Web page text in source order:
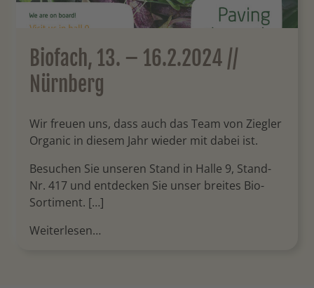
Biofach, 13. – 16.2.2024 //
Nürnberg
Wir freuen uns, dass auch das Team von Ziegler
Organic in diesem Jahr wieder mit dabei ist.
Besuchen Sie unseren Stand in Halle 9, Stand-
Nr. 417 und entdecken Sie unser breites Bio-
Sortiment. […]
Weiterlesen…